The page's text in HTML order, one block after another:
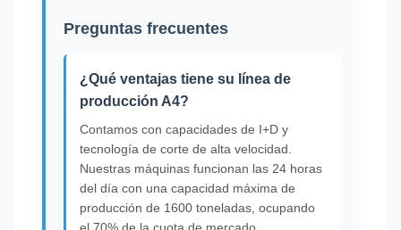
Preguntas frecuentes
¿Qué ventajas tiene su línea de
producción A4?
Contamos con capacidades de I+D y
tecnología de corte de alta velocidad.
Nuestras máquinas funcionan las 24 horas
del día con una capacidad máxima de
producción de 1600 toneladas, ocupando
el 70% de la cuota de mercado.